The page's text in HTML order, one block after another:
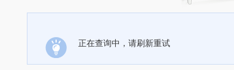
正在查询中，请刷新重试